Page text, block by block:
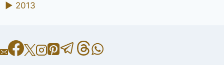
► 2013